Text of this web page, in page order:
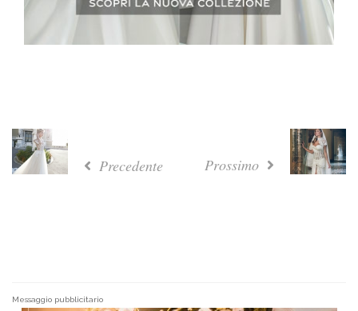
Precedente Prossimo
Messaggio pubblicitario